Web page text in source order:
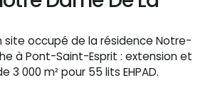
site occupé de la résidence Notre-
à Pont-Saint-Esprit : extension et
3 000 m² pour 55 lits EHPAD.